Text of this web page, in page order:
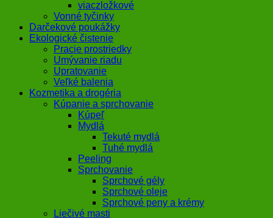
viaczložkové
Vonné tyčinky
Darčekové poukážky
Ekologické čistenie
Pracie prostriedky
Umývanie riadu
Upratovanie
Veľké balenia
Kozmetika a drogéria
Kúpanie a sprchovanie
Kúpeľ
Mydlá
Tekuté mydlá
Tuhé mydlá
Peeling
Sprchovanie
Sprchové gély
Sprchové oleje
Sprchové peny a krémy
Liečivé masti